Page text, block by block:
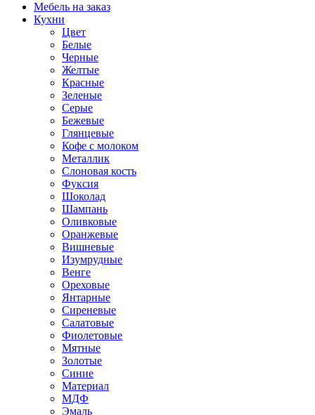
Мебель на заказ
Кухни
Цвет
Белые
Черные
Желтые
Красные
Зеленые
Серые
Бежевые
Глянцевые
Кофе с молоком
Металлик
Слоновая кость
Фуксия
Шоколад
Шампань
Оливковые
Оранжевые
Вишневые
Изумрудные
Венге
Ореховые
Янтарные
Сиреневые
Салатовые
Фиолетовые
Мятные
Золотые
Синие
Материал
МДФ
Эмаль